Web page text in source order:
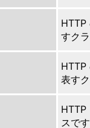
HTTP
すク
HTTP
表す
HTTP
スで